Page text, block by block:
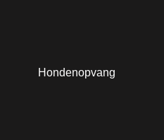
Hondenopvang